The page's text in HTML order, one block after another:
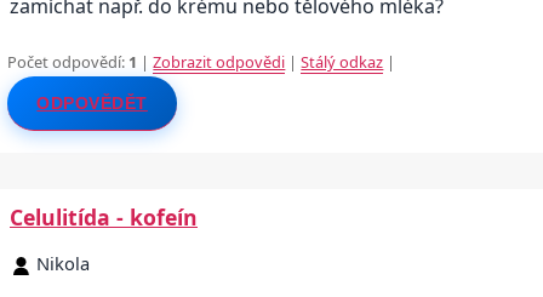
zamíchat např. do krému nebo tělového mléka?
Počet odpovědí: 1 |Zobrazit odpovědi |Stálý odkaz |
ODPOVĚDĚT
Celulitída - kofeín
Nikola